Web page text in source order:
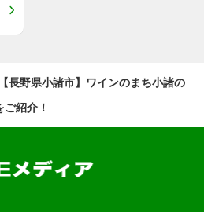
【長野県小諸市】ワインのまち小諸の
紹介！